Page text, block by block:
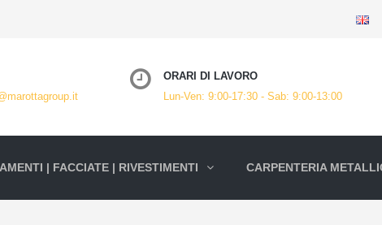
ORARI DI LAVORO
Lun-Ven: 9:00-17:30 - Sab: 9:00-13:00
| FACCIATE | RIVESTIMENTI CARPENTERIA